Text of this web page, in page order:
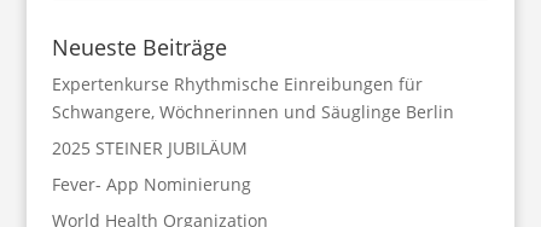
Neueste Beiträge
Expertenkurse Rhythmische Einreibungen für
Schwangere, Wöchnerinnen und Säuglinge Berlin
2025 STEINER JUBILÄUM
Fever- App Nominierung
World Health Organization